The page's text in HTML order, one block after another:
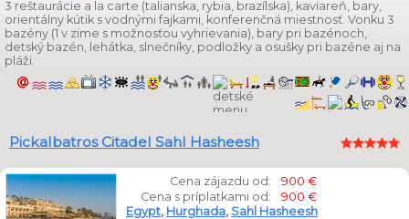
3 reštaurácie a la carte (talianska, rybia, brazílska), kaviareň, bary,
orientálny kútik s vodnými fajkami, konferenčná miestnosť. Vonku 3
bazény (1 v zime s možnosťou vyhrievania), bary pri bazénoch,
detský bazén, lehátka, slnečníky, podložky a osušky pri bazéne aj na
pláži.
Pickalbatros Citadel Sahl Hasheesh
Cena zájazdu od:
900 €
Cena s príplatkami od:
900 €
Egypt, Hurghada, Sahl Hasheesh